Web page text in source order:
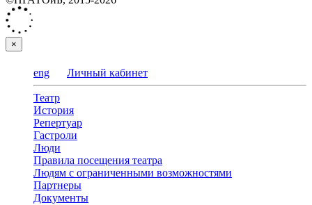
×
eng Личный кабинет
Театр
История
Репертуар
Гастроли
Люди
Правила посещения театра
Людям с ограниченными возможностями
Партнеры
Документы